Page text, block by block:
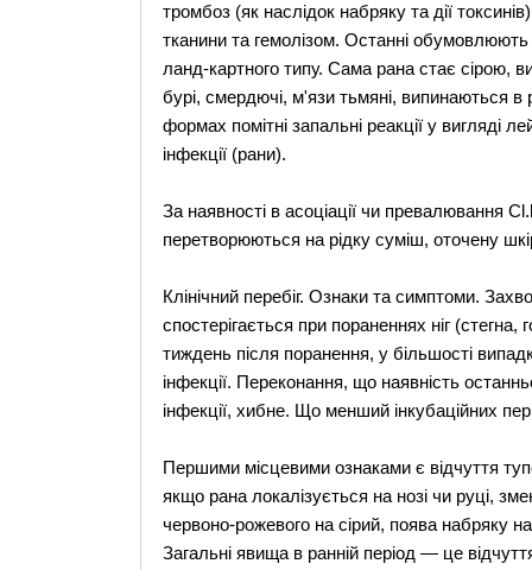
тромбоз (як наслідок набряку та дії
тканини та гемолізом. Останні
ланд-картного типу. Сама рана стає сірою,
бурі, смердючі, м'язи тьмяні, випинаються в
формах помітні запальні реакції у вигляді
інфекції (рани).
За наявності в асоціації чи превалювання
перетворюються на рідку суміш, оточену
Клінічний перебіг. Ознаки та симптоми.
спостерігається при пораненнях ніг
тиждень після поранення, у більшості
інфекції. Переконання, що наявність
інфекції, хибне. Що менший інкубаційних
Першими місцевими ознаками є відчуття
якщо рана локалізується на нозі чи руці,
червоно-рожевого на сірий, поява набряку
Загальні явища в ранній період — це